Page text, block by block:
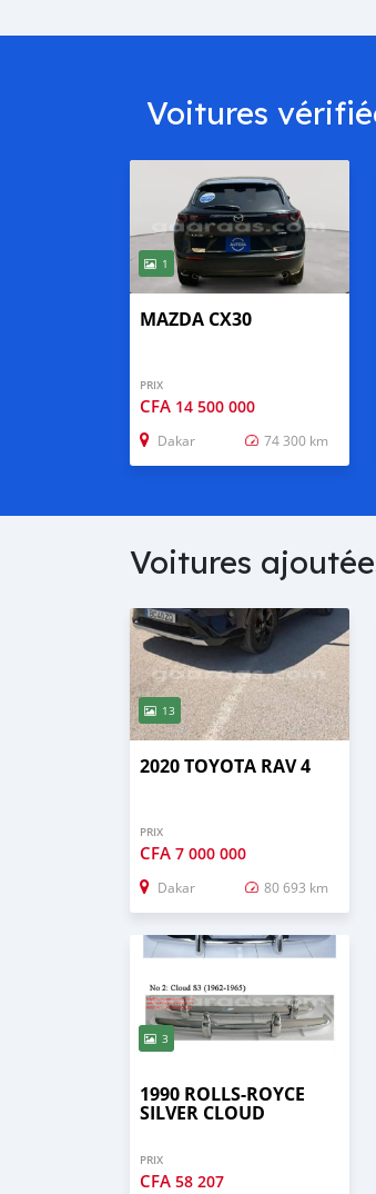
Voitures
1
MAZDA CX30
PRIX
CFA 14 500 000
Dakar 74 300 km
Voitures
13
2020 TOYOTA RAV 4
PRIX
CFA 7 000 000
Dakar 80 693 km
3
1990 ROLLS-ROYCE
SILVER CLOUD
PRIX
CFA 58 207